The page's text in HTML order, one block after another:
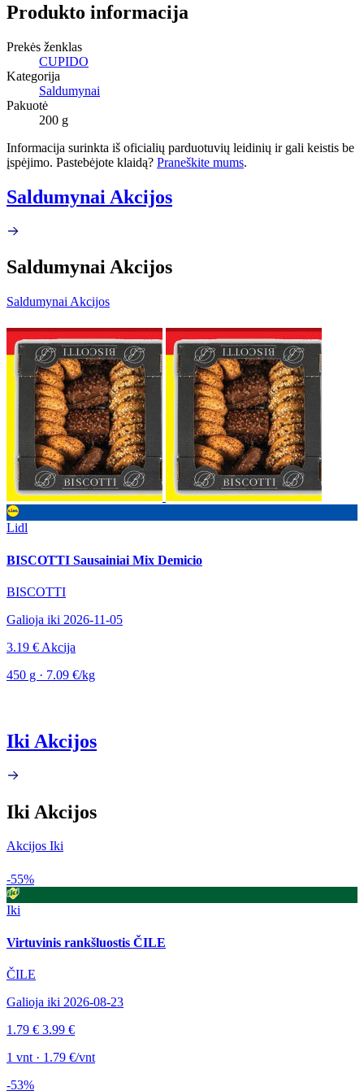
Produkto informacija
Prekės ženklas
CUPIDO
Kategorija
Saldumynai
Pakuotė
200 g
Informacija surinkta iš oficialių parduotuvių leidinių ir gali keistis be
įspėjimo. Pastebėjote klaidą? Praneškite mums.
Saldumynai Akcijos
Saldumynai Akcijos
Saldumynai Akcijos
Lidl
BISCOTTI Sausainiai Mix Demicio
BISCOTTI
Galioja iki 2026-11-05
3.19 € Akcija
450 g · 7.09 €/kg
Iki Akcijos
Iki Akcijos
Akcijos Iki
-55%
Iki
Virtuvinis rankšluostis ČILE
ČILE
Galioja iki 2026-08-23
1.79 € 3.99 €
1 vnt · 1.79 €/vnt
-53%